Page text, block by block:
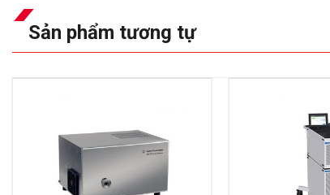
Sản phẩm tương tự